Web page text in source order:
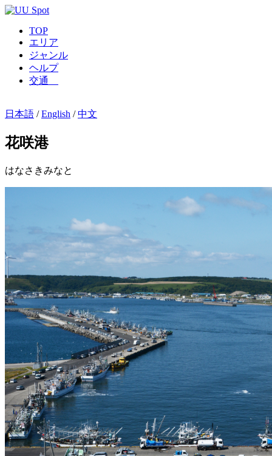
TOP
エリア
ジャンル
ヘルプ
交通
日本語 /English /中文
花咲港
はなさきみなと